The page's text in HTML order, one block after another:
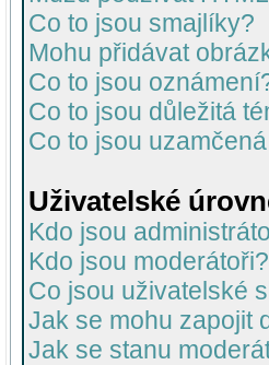
Co to jsou smajlíky?
Mohu přidávat
Co to jsou
Co to jsou důležitá
Co to jsou
Uživatelské
Kdo jsou
Kdo jsou moderátoři?
Co jsou uživatelské
Jak se mohu zapojit
Jak se stanu